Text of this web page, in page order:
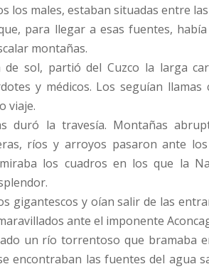
los males, estaban situadas entre
para llegar a esas fuentes,
montañas.
de sol, partió del Cuzco la larga
y médicos. Los seguían
viaje.
duró la travesía. Montañas
ríos y arroyos pasaron ante
los cuadros en los que la
gigantescos y oían salir de las
ante el imponente
un río torrentoso que bramaba
encontraban las fuentes del agua